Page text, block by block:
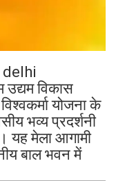
उद्यम विकास
योजना के
भव्य प्रदर्शनी
यह मेला आगामी
बाल भवन में